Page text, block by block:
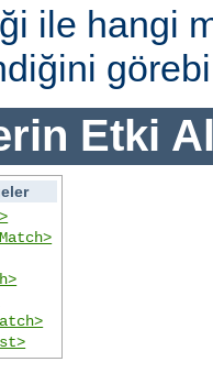
ile hangi
Etki